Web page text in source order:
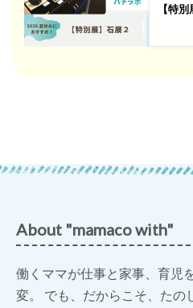
【特
About "mamaco with"
働くママが仕事と家事、育児
変。 でも、だからこそ、たの